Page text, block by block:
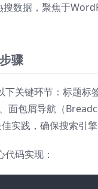
数据，聚焦于
骤
关键环节：标题
面包屑导航（
实践，确保搜索引
码实现：